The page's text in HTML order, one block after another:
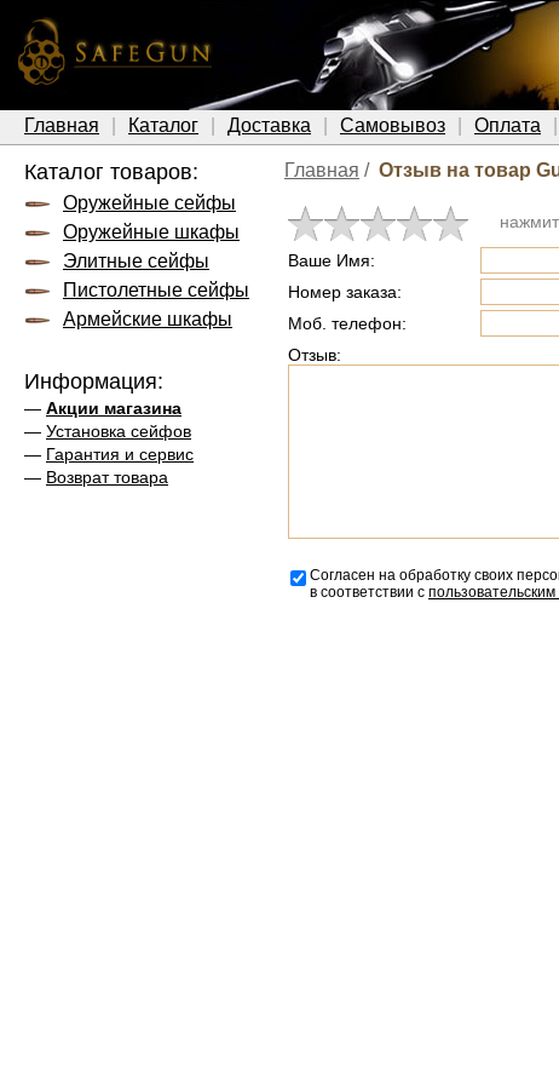
Главная Каталог Доставка Самовывоз Оплата
Каталог товаров:
Оружейные сейфы
Оружейные шкафы
Элитные сейфы
Пистолетные сейфы
Армейские шкафы
Информация:
— Акции магазина
— Установка сейфов
— Гарантия и сервис
— Возврат товара
Главная / Отзыв на товар
Ваше Имя:
Номер заказа:
Моб. телефон:
Отзыв:
Согласен на обработку своих
в соответствии с